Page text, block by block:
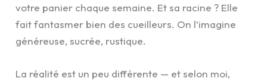
votre panier chaque semaine. Et sa racine ? Elle
fait fantasmer bien des cueilleurs. On l’imagine
généreuse, sucrée, rustique.
La réalité est un peu différente — et selon moi,